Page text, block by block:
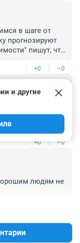
в шаге от
прогнозируют
пишут, что
+0 –0
на вторичку
люди,
сиротинок в
+0 –0
и другие
людям не